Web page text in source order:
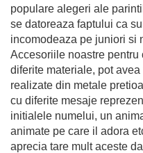
populare alegeri ale
se datoreaza faptului ca
incomodeaza pe juniori si
Accesoriile noastre
diferite materiale, pot
realizate din metale
cu diferite mesaje
initialele numelui, un
animate pe care il adora
aprecia tare mult aceste